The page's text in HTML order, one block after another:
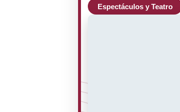
Espectáculos y Teatro